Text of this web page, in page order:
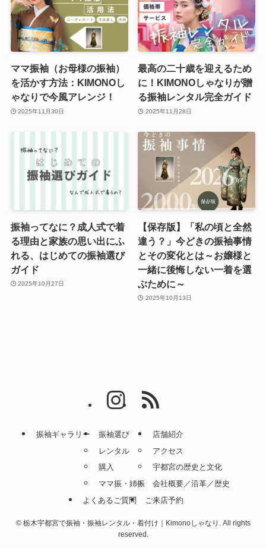
ママ振袖（お母様の振袖）
を活かす方法：KIMONOし
ゃなりで今風アレンジ！
2025年11月30日
最高の二十歳を迎えるため
に！KIMONOしゃなりが贈
る振袖レンタル完全ガイド
2025年11月28日
振袖ってなに？成人式で着
る理由と家族の思い出にふ
れる、はじめての振袖選び
ガイド
2025年10月27日
【保存版】「私の頃と全然
違う？」今どきの振袖事情
とその変化とは～お嬢様と
一緒に後悔しない一着を選
ぶために～
2025年10月13日
振袖ギャラリー
振袖選び
レンタル
購入
ママ振・姉振
店舗紹介
アクセス
宇都宮の歴史と文化
会社概要／沿革／歴史
よくあるご質問
ご来店予約
©栃木宇都宮で振袖・振袖レンタル・着付け｜Kimonoしゃなり. All rights
reserved.